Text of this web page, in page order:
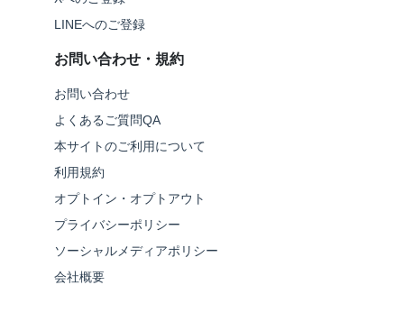
LINEへのご登録
お問い合わせ・規約
お問い合わせ
よくあるご質問QA
本サイトのご利用について
利用規約
オプトイン・オプトアウト
プライバシーポリシー
ソーシャルメディアポリシー
会社概要